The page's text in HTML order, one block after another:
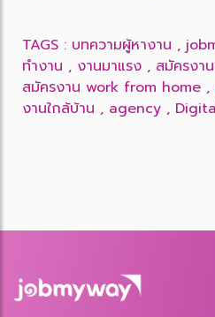
TAGS : บทความผู้หางาน ,
ทำงาน , งานมาแรง , สมัครงา
สมัครงาน work from home ,
งานใกล้บ้าน , agency ,